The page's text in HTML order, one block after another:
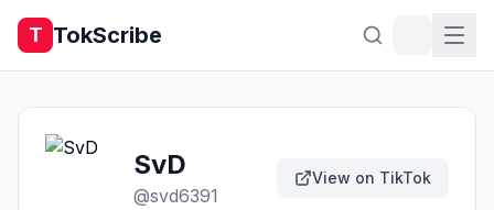
T TokScribe
SvD
@svd6391
View on TikTok